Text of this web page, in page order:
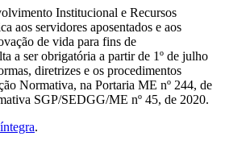
Institucional e Recursos
aos servidores aposentados e aos
de vida para fins de
a ser obrigatória a partir de 1º de julho
diretrizes e os procedimentos
Normativa, na Portaria ME nº 244, de
SGP/SEDGG/ME nº 45, de 2020.
.